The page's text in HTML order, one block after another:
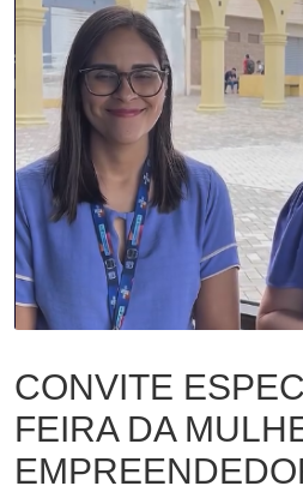
CONVITE ESPECIAL: 1ª
Administração
CONVITE
FEIRA DA